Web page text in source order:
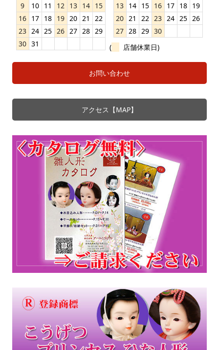
9
10 11 12 13 14 15
16 17 18 19 20 21
22
23 24 25 26 27 28 29
30 31
13 14 15 16 17 18 19
20 21 22 23 24 25 26
27 28 29 30
(
店舗休業日)
お問い合わせ
アクセス【MAP】